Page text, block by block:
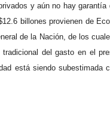
y aún no hay
billones provienen de
de la Nación, de los
del gasto en el
está siendo